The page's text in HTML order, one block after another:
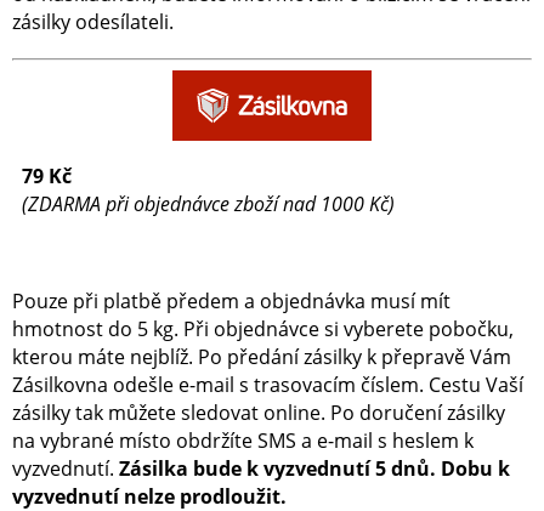
zásilky odesílateli.
79 Kč
(ZDARMA při objednávce zboží nad 1000 Kč)
Pouze při platbě předem a objednávka musí mít
hmotnost do 5 kg. Při objednávce si vyberete pobočku,
kterou máte nejblíž. Po předání zásilky k přepravě Vám
Zásilkovna odešle e-mail s trasovacím číslem. Cestu Vaší
zásilky tak můžete sledovat online. Po doručení zásilky
na vybrané místo obdržíte SMS a e-mail s heslem k
vyzvednutí. Zásilka bude k vyzvednutí 5 dnů. Dobu k
vyzvednutí nelze prodloužit.